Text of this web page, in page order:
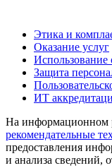
Этика и
Оказание услуг
Использование
Защита
ИТ
На информационном
рекомендательные
предоставления
и анализа сведений,